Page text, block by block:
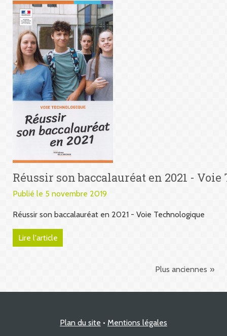
Réussir son baccalauréat en 2021 -
Publié le 5 novembre 2019
Réussir son baccalauréat en 2021 - Voie Technologique
Lire l'article
Plus anciennes
Plan du site Mentions légales